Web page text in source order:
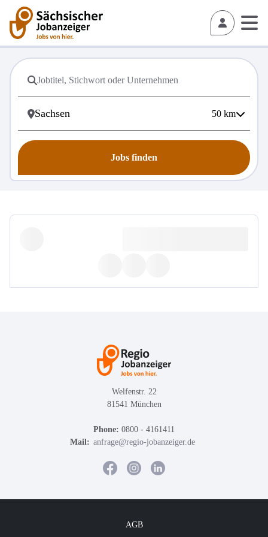
50 km
Jobs finden
Welfenstr. 22
81541 München
Phone: 0800 - 4161411
Mail: anfrage@regio-jobanzeiger.de
AGB